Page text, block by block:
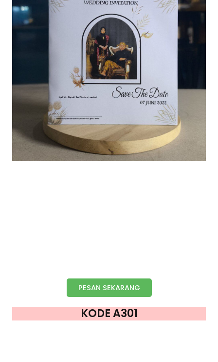
PESAN SEKARANG
KODE A301